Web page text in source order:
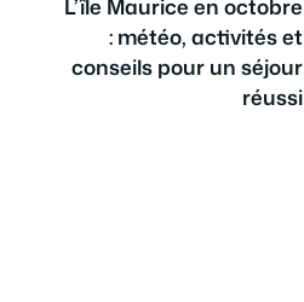
L’île Maurice en octobre
: météo, activités et
conseils pour un séjour
réussi